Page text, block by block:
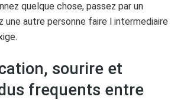
quelque chose, passez par un
une autre personne faire l intermediaire
sourire et
frequents entre